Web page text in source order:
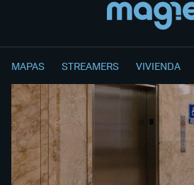
MAPAS STREAMERS VIVIENDA